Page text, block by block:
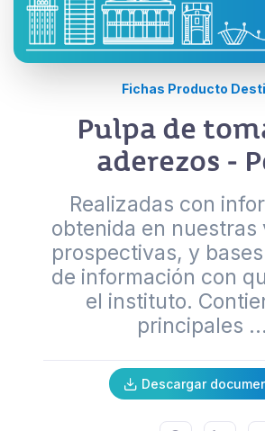
Fichas Producto
Pulpa de
aderezos -
Realizadas con
obtenida en nuestras
prospectivas, y
de información con
el instituto.
principales ...
Descargar